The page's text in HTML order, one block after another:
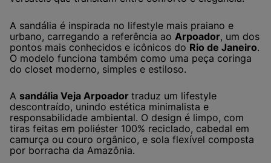
A sandália é inspirada no lifestyle mais praiano e
urbano, carregando a referência ao Arpoador, um dos
pontos mais conhecidos e icônicos do Rio de Janeiro.
O modelo funciona também como uma peça coringa
do closet moderno, simples e estiloso.
A sandália Veja Arpoador traduz um lifestyle
descontraído, unindo estética minimalista e
responsabilidade ambiental. O design é limpo, com
tiras feitas em poliéster 100% reciclado, cabedal em
camurça ou couro orgânico, e sola flexível composta
por borracha da Amazônia.